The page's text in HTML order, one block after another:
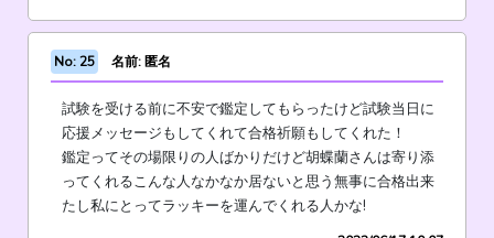
No: 25 名前: 匿名
試験を受ける前に不安で鑑定してもらったけど試験当日に
応援メッセージもしてくれて合格祈願もしてくれた！
鑑定ってその場限りの人ばかりだけど胡蝶蘭さんは寄り添
ってくれるこんな人なかなか居ないと思う無事に合格出来
たし私にとってラッキーを運んでくれる人かな!